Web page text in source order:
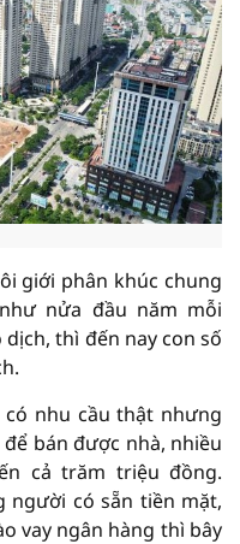
giới phân khúc chung
nửa đầu năm mỗi
thì đến nay con số
có nhu cầu thật nhưng
bán được nhà, nhiều
cả trăm triệu đồng.
người có sẵn tiền mặt,
vay ngân hàng thì bây